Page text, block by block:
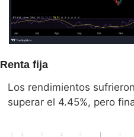
Renta fija
Los rendimientos
superar el 4.45%, pero